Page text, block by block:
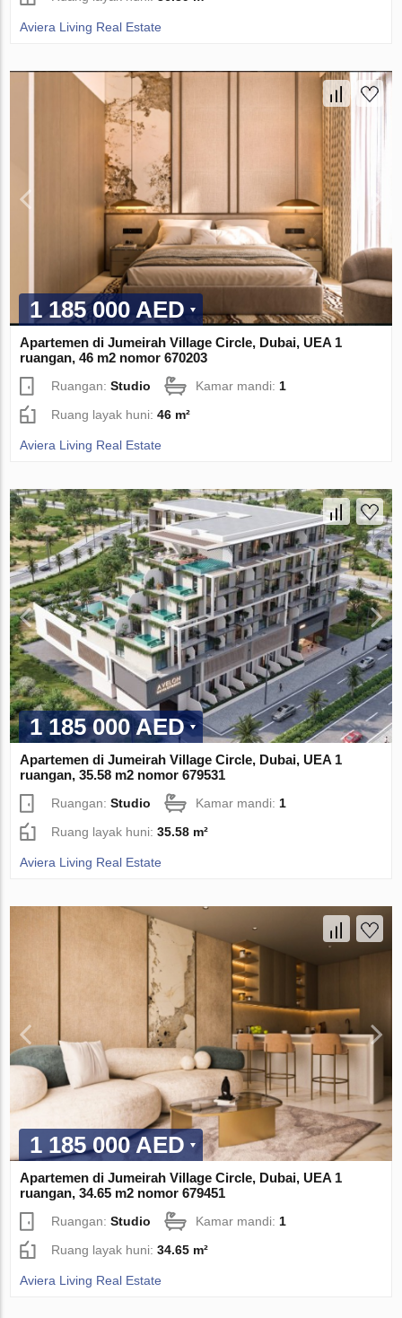
Aviera Living Real Estate
1 185 000 AED
Apartemen di Jumeirah Village Circle, Dubai, UEA 1
ruangan, 46 m2 nomor 670203
Ruangan:Studio Kamar mandi: 1
Ruang layak huni:46 m²
Aviera Living Real Estate
1 185 000 AED
Apartemen di Jumeirah Village Circle, Dubai, UEA 1
ruangan, 35.58 m2 nomor 679531
Ruangan:Studio Kamar mandi:1
Ruang layak huni:35.58 m²
Aviera Living Real Estate
1 185 000 AED
Apartemen di Jumeirah Village Circle, Dubai, UEA 1
ruangan, 34.65 m2 nomor 679451
Ruangan:Studio Kamar mandi: 1
Ruang layak huni:34.65 m²
Aviera Living Real Estate